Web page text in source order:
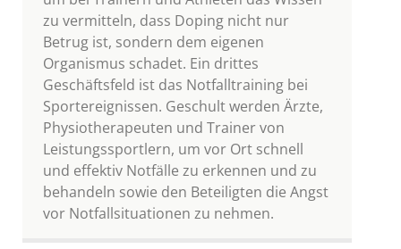
zu vermitteln, dass Doping nicht nur
Betrug ist, sondern dem eigenen
Organismus schadet. Ein drittes
Geschäftsfeld ist das Notfalltraining bei
Sportereignissen. Geschult werden Ärzte,
Physiotherapeuten und Trainer von
Leistungssportlern, um vor Ort schnell
und effektiv Notfälle zu erkennen und zu
behandeln sowie den Beteiligten die Angst
vor Notfallsituationen zu nehmen.